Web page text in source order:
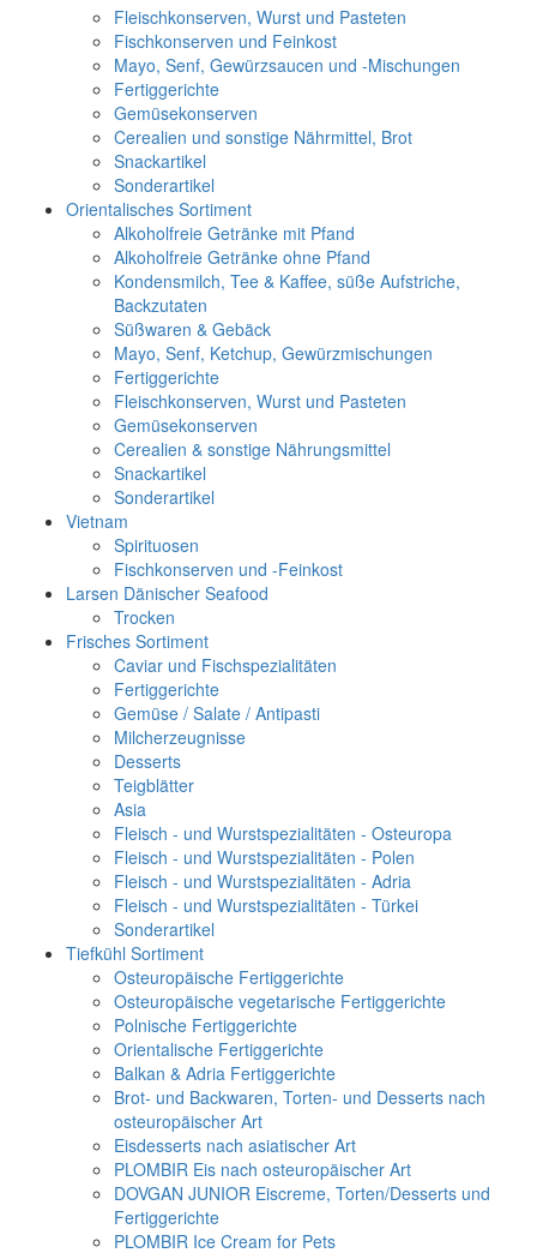
Fleischkonserven, Wurst und Pasteten
Fischkonserven und Feinkost
Mayo, Senf, Gewürzsaucen und -Mischungen
Fertiggerichte
Gemüsekonserven
Cerealien und sonstige Nährmittel, Brot
Snackartikel
Sonderartikel
Orientalisches Sortiment
Alkoholfreie Getränke mit Pfand
Alkoholfreie Getränke ohne Pfand
Kondensmilch, Tee & Kaffee, süße Aufstriche,
Backzutaten
Süßwaren & Gebäck
Mayo, Senf, Ketchup, Gewürzmischungen
Fertiggerichte
Fleischkonserven, Wurst und Pasteten
Gemüsekonserven
Cerealien & sonstige Nährungsmittel
Snackartikel
Sonderartikel
Vietnam
Spirituosen
Fischkonserven und -Feinkost
Larsen Dänischer Seafood
Trocken
Frisches Sortiment
Caviar und Fischspezialitäten
Fertiggerichte
Gemüse / Salate / Antipasti
Milcherzeugnisse
Desserts
Teigblätter
Asia
Fleisch - und Wurstspezialitäten - Osteuropa
Fleisch - und Wurstspezialitäten - Polen
Fleisch - und Wurstspezialitäten - Adria
Fleisch - und Wurstspezialitäten - Türkei
Sonderartikel
Tiefkühl Sortiment
Osteuropäische Fertiggerichte
Osteuropäische vegetarische Fertiggerichte
Polnische Fertiggerichte
Orientalische Fertiggerichte
Balkan & Adria Fertiggerichte
Brot- und Backwaren, Torten- und Desserts nach
osteuropäischer Art
Eisdesserts nach asiatischer Art
PLOMBIR Eis nach osteuropäischer Art
DOVGAN JUNIOR Eiscreme, Torten/Desserts und
Fertiggerichte
PLOMBIR Ice Cream for Pets